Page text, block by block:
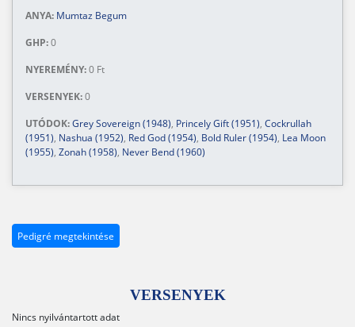
ANYA: Mumtaz Begum
GHP:0
NYEREMÉNY:0 Ft
VERSENYEK:0
UTÓDOK:Grey Sovereign (1948), Princely Gift (1951), Cockrullah
(1951), Nashua (1952), Red God (1954), Bold Ruler (1954), Lea Moon
(1955), Zonah (1958), Never Bend (1960)
Pedigré megtekintése
VERSENYEK
Nincs nyilvántartott adat